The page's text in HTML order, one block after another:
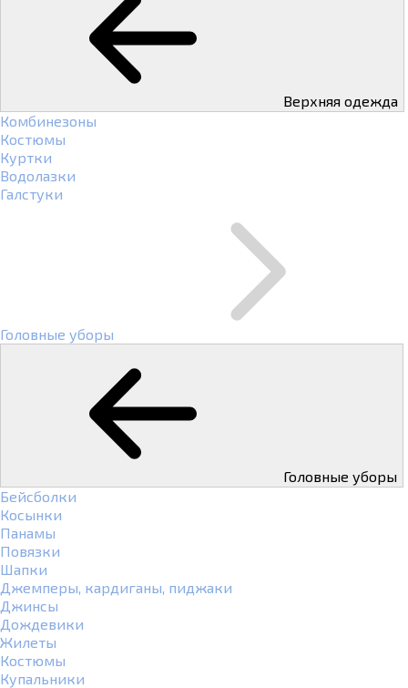
Верхняя одежда
Комбинезоны
Костюмы
Куртки
Водолазки
Галстуки
Головные уборы
Головные уборы
Бейсболки
Косынки
Панамы
Повязки
Шапки
Джемперы, кардиганы, пиджаки
Джинсы
Дождевики
Жилеты
Костюмы
Купальники